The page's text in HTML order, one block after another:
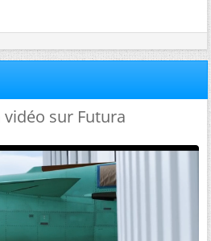
vidéo sur Futura